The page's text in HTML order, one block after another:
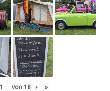
von 18 › »